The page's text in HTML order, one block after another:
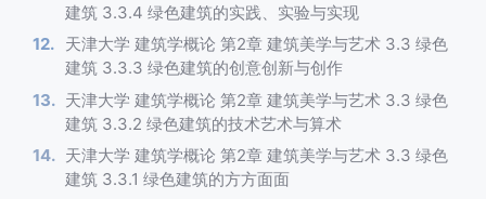
建筑 3.3.4 绿色建筑的实践、实验与实现
天津大学 建筑学概论 第2章 建筑美学与艺术 3.3 绿色
建筑 3.3.3 绿色建筑的创意创新与创作
天津大学 建筑学概论 第2章 建筑美学与艺术 3.3 绿色
建筑 3.3.2 绿色建筑的技术艺术与算术
天津大学 建筑学概论 第2章 建筑美学与艺术 3.3 绿色
建筑 3.3.1 绿色建筑的方方面面